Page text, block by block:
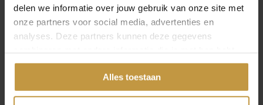
delen we informatie over jouw gebruik van onze site met
onze partners voor social media, advertenties en
analyses. Deze partners kunnen deze gegevens
gedeeld of die ze hebben verzameld via jouw gebruik van
Alles toestaanSwiss Military Hanowa